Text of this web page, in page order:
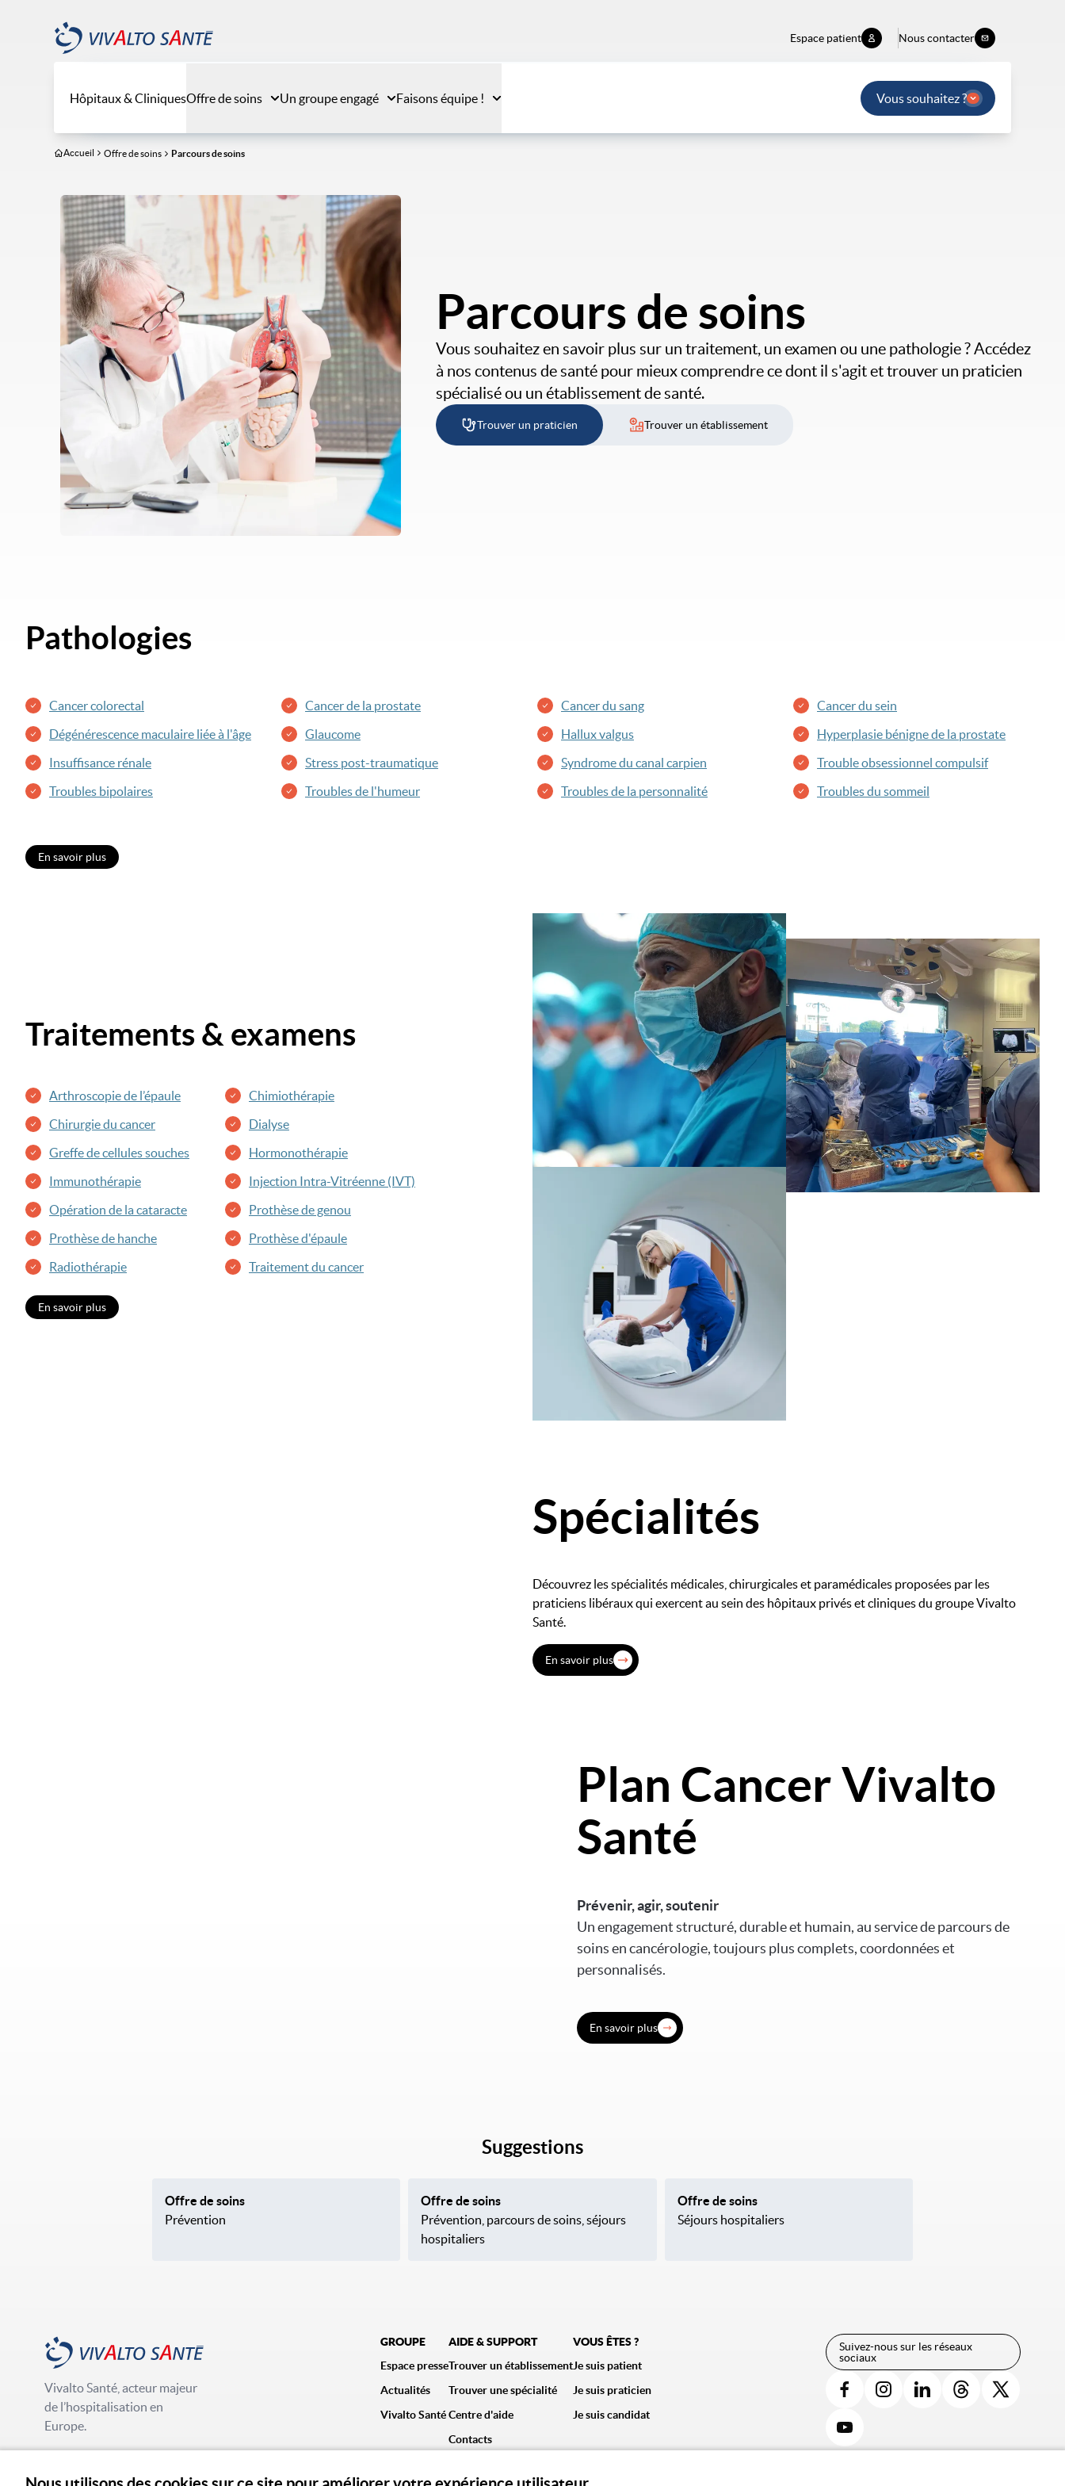
Espace patient Nous contacter
Hôpitaux & CliniquesOffre de soins Un groupe engagé Faisons équipe ! Vous souhaitez ?
Accueil Offre de soins Parcours de soins
Image
Parcours de soins
Vous souhaitez en savoir plus sur un traitement, un examen ou une pathologie ? Accédez
à nos contenus de santé pour mieux comprendre ce dont il s'agit et trouver un praticien
spécialisé ou un établissement de santé.
Trouver un praticien Trouver un établissement
Pathologies
Cancer colorectal Cancer de la prostate Cancer du sang
Cancer du sein
Dégénérescence maculaire liée à l'âge
Glaucome Hallux valgus
Hyperplasie bénigne de la prostate
Insuffisance rénale
Stress post-traumatique Syndrome du canal carpien
Trouble obsessionnel compulsif
Troubles bipolaires
Troubles de l'humeur Troubles de la personnalité Troubles du sommeil
En savoir plus
Image
Traitements & examens
Arthroscopie de l’épaule
Chimiothérapie
Chirurgie du cancer
Dialyse
Greffe de cellules souches
Hormonothérapie
Immunothérapie
Injection Intra-Vitréenne (IVT)
Opération de la cataracte
Prothèse de genou
Prothèse de hanche
Prothèse d'épaule
Radiothérapie
Traitement du cancer
En savoir plus
Spécialités
Découvrez les spécialités médicales, chirurgicales et paramédicales proposées par les
praticiens libéraux qui exercent au sein des hôpitaux privés et cliniques du groupe Vivalto
Santé.
En savoir plus
Plan Cancer Vivalto
Santé
Prévenir, agir, soutenir
Un engagement structuré, durable et humain, au service de parcours de
soins en cancérologie, toujours plus complets, coordonnées et
personnalisés.
En savoir plus
Suggestions
Offre de soins
Prévention
Offre de soins
Prévention, parcours de soins, séjours
hospitaliers
Offre de soins
Séjours hospitaliers
Vivalto Santé, acteur majeur
de l’hospitalisation en
Europe.
GROUPE
Espace presse
Actualités
Vivalto Santé
AIDE & SUPPORT
Trouver un établissement
Trouver une spécialité
Centre d'aide
Contacts
VOUS ÊTES ?
Je suis patient
Je suis praticien
Je suis candidat
Suivez-nous sur les réseaux
sociaux